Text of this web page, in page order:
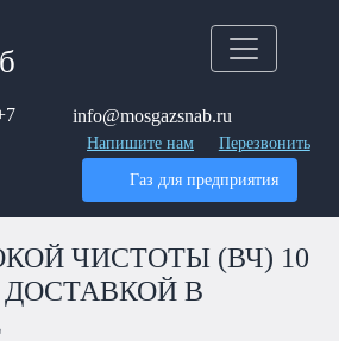
info@mosgazsnab.ru
Напишите нам Перезвонить
Газ для предприятия
ЧИСТОТЫ (ВЧ) 10
ДОСТАВКОЙ В